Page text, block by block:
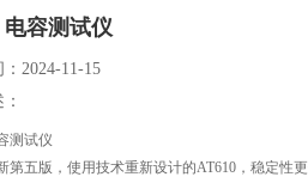
电容测试仪
2024-11-15
测试仪
第五版，使用技术重新设计的AT610，稳定性